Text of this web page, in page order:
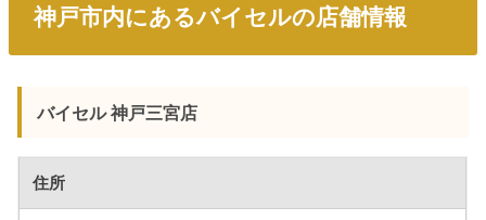
神戸市内にあるバイセルの店舗情報
バイセル 神戸三宮店
住所